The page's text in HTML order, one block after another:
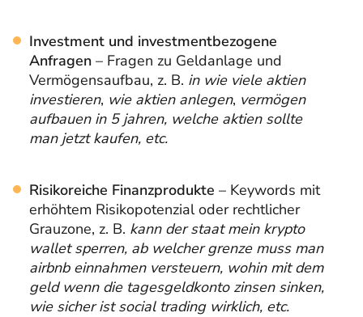
Investment und investmentbezogene
Anfragen – Fragen zu Geldanlage und
Vermögensaufbau, z. B. in wie viele aktien
investieren, wie aktien anlegen, vermögen
aufbauen in 5 jahren, welche aktien sollte
man jetzt kaufen, etc.
Risikoreiche Finanzprodukte – Keywords mit
erhöhtem Risikopotenzial oder rechtlicher
Grauzone, z. B. kann der staat mein krypto
wallet sperren, ab welcher grenze muss man
airbnb einnahmen versteuern, wohin mit dem
geld wenn die tagesgeldkonto zinsen sinken,
wie sicher ist social trading wirklich, etc.